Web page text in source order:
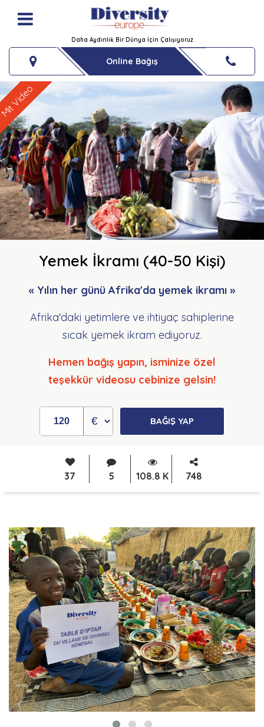
Daha Aydınlık Bir Dünya İçin Çalışıyoruz
Online Bağış
Video
Yemek İkramı (40-50 Kişi)
« Yılın her günü Afrika'da yemek ikramı »
Afrika'daki yetimlere ve ihtiyaç sahiplerine
sıcak yemek ikram ediyoruz.
Hemen bağış yapın, isminize özel
teşekkür videosu cebinize gelsin!
BAĞIŞ YAP
37 5 108.8 K 748